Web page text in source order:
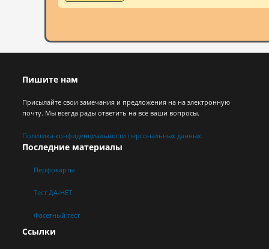
Пишите нам
Присылайте свои замечания и предложения на на электронную
почту. Мы всегда рады ответить на все ваши вопросы.
Политика конфиденциальности персональных данных
Последние материалы
Перфокарты
Тест ДА-НЕТ
Фасетный тест
Ссылки